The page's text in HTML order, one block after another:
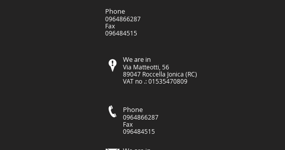
Phone
0964866287
Fax
096484515
We are in
Via Matteotti, 56
89047 Roccella Jonica (RC)
VAT no .: 01535470809
Phone
0964866287
Fax
096484515